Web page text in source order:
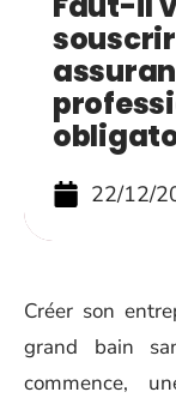
22/12/
Créer son
grand bain
commence,